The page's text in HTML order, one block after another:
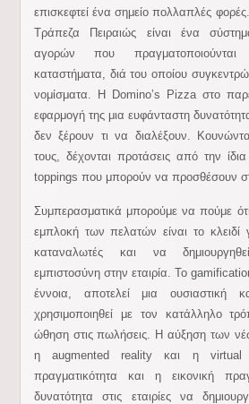
επισκεφτεί ένα σημείο πολλαπλές
Τράπεζα Πειραιώς είναι ένα
αγορών που πραγματοποιούνται
καταστήματα, διά του οποίου
νομίσματα. Η Domino’s Pizza στο
εφαρμογή της μια ευφάνταστη
δεν ξέρουν τι να διαλέξουν.
τους, δέχονται προτάσεις από την
toppings που μπορούν να προσθέσουν
Συμπερασματικά μπορούμε να πούμε
εμπλοκή των πελατών είναι το κλειδί
καταναλωτές και να
εμπιστοσύνη στην εταιρία. Το
έννοια, αποτελεί μια ουσιαστική
χρησιμοποιηθεί με τον κατάλληλο
ώθηση στις πωλήσεις. Η αύξηση των
η augmented reality και η virtual
πραγματικότητα και η εικονική
δυνατότητα στις εταιρίες να